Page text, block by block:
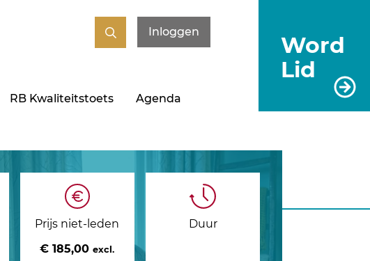
Word
Lid
Inloggen
RB Kwaliteitstoets
Agenda
Prijs niet-leden
€ 185,00excl.
Duur